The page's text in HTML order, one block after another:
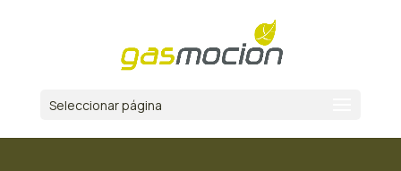
Seleccionar página